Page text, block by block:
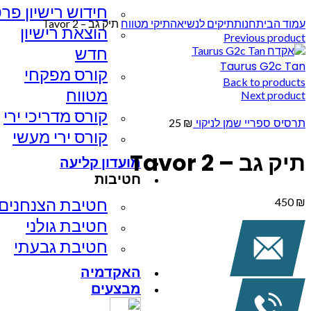
חידוש רישיון
הוצאת רישיון
חדש
קורס מפקחי
מטווח
קורס מדריכי ירי
קורס ירי מעשי
מועדון קליעה
חטיבות
חטיבת
חטיבת גולני
חטיבת גבעתי
האקדמיה
מבצעים
עמוד הביתחנותתיקים לנשיאהתיקי מטווח תיק גב – Tavor 2
Previous product
Taurus G2c Tan
Back to products
Next product
תרסיס ספריי שמן לניקוי 25 ₪
תיק גב – Tavor 2
450₪